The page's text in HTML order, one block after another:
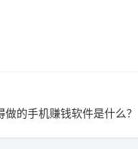
的手机赚钱软件是什么？